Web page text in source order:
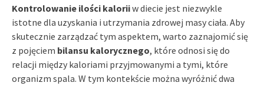
Kontrolowanie ilości kaloriiw diecie jest niezwykle
istotne dla uzyskania i utrzymania zdrowej masy ciała. Aby
skutecznie zarządzać tym aspektem, warto zaznajomić się
z pojęciem bilansu kalorycznego, które odnosi się do
relacji między kaloriami przyjmowanymi a tymi, które
organizm spala. W tym kontekście można wyróżnić dwa